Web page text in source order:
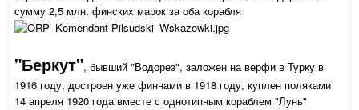
сумму 2,5 млн. финских марок за оба корабля
"Беркут", бывший "Водорез", заложен на верфи в Турку в
1916 году, достроен уже финнами в 1918 году, куплен поляками
14 апреля 1920 года вместе с однотипным кораблем "Лунь"